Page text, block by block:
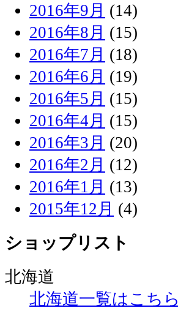
2016年9月 (14)
2016年8月 (15)
2016年7月 (18)
2016年6月 (19)
2016年5月 (15)
2016年4月 (15)
2016年3月 (20)
2016年2月 (12)
2016年1月 (13)
2015年12月 (4)
ショップリスト
北海道
北海道一覧はこちら